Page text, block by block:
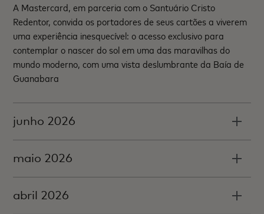
A Mastercard, em parceria com o Santuário Cristo
Redentor, convida os portadores de seus cartões a viverem
uma experiência inesquecível: o acesso exclusivo para
contemplar o nascer do sol em uma das maravilhas do
mundo moderno, com uma vista deslumbrante da Baía de
Guanabara
junho 2026
maio 2026
abril 2026